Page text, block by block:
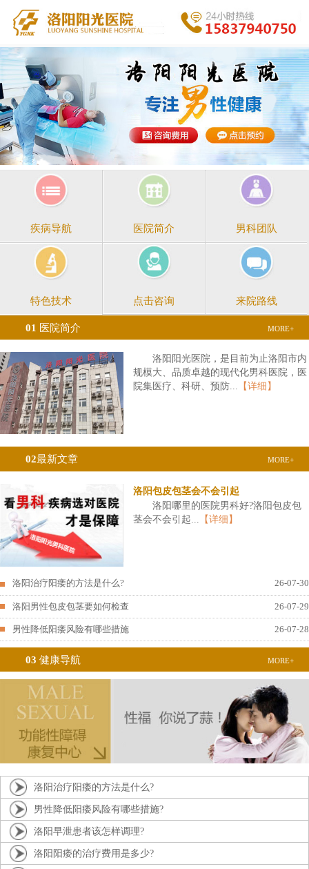
疾病导航 医院简介 男科团队
特色技术 点击咨询 来院路线
01 医院简介 MORE+
洛阳阳光医院，是目前为止洛阳市内
规模大、品质卓越的现代化男科医院，医
院集医疗、科研、预防...
【详细】
02最新文章 MORE+
洛阳包皮包茎会不会引起
洛阳哪里的医院男科好?洛阳包皮包
茎会不会引起...
【详细】
洛阳治疗阳痿的方法是什么? 26-07-30
洛阳男性包皮包茎要如何检查 26-07-29
男性降低阳痿风险有哪些措施 26-07-28
03 健康导航 MORE+
洛阳治疗阳痿的方法是什么?
男性降低阳痿风险有哪些措施?
洛阳早泄患者该怎样调理?
洛阳阳痿的治疗费用是多少?